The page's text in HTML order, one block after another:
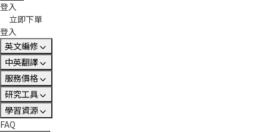
登入
立即下單
登入
英文編修
中英翻譯
服務價格
研究工具
學習資源
FAQ